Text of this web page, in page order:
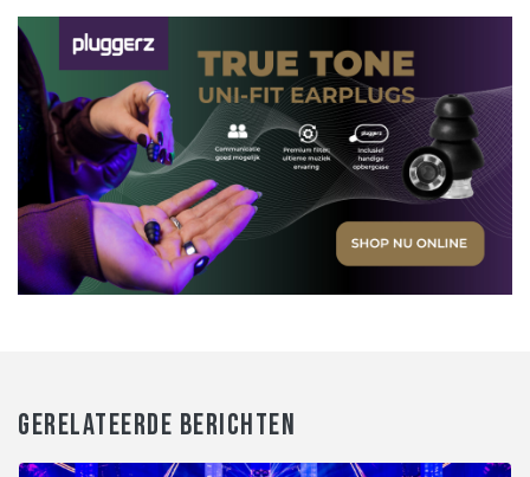
GERELATEERDE BERICHTEN